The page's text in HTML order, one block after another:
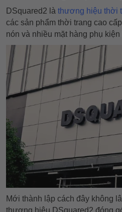
DSquared2 là thương hiệu thời
các sản phẩm thời trang cao
nón và nhiều mặt hàng phụ kiện
Mới thành lập cách đây không
thương hiệu DSquared2 đóng